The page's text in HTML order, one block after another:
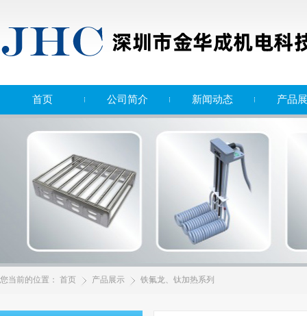
首页 公司简介 新闻动态 产品
您当前的位置： 首页 产品展示 铁氟龙、钛加热系列